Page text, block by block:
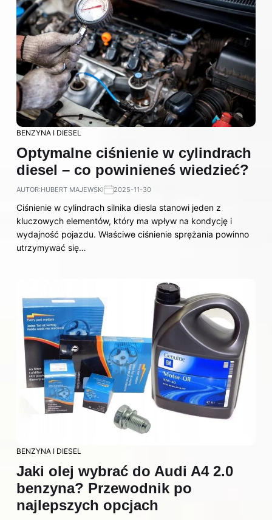
BENZYNA I DIESEL
Optymalne ciśnienie w cylindrach
diesel – co powinieneś wiedzieć?
AUTOR:HUBERT MAJEWSKI 2025-11-30
Ciśnienie w cylindrach silnika diesla stanowi jeden z
kluczowych elementów, który ma wpływ na kondycję i
wydajność pojazdu. Właściwe ciśnienie sprężania powinno
utrzymywać się…
BENZYNA I DIESEL
Jaki olej wybrać do Audi A4 2.0
benzyna? Przewodnik po
najlepszych opcjach